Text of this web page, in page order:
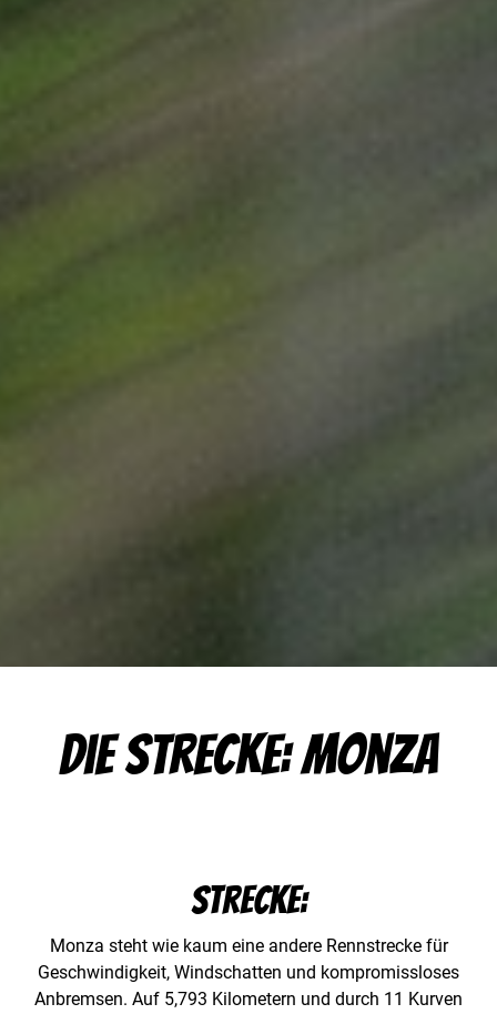
Die Strecke: Monza
Strecke:
Monza steht wie kaum eine andere Rennstrecke für
Geschwindigkeit, Windschatten und kompromissloses
Anbremsen. Auf 5,793 Kilometern und durch 11 Kurven